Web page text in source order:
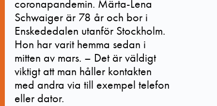
coronapandemin. Märta-Lena
Schwaiger är 78 år och bor i
Enskededalen utanför Stockholm.
Hon har varit hemma sedan i
mitten av mars. – Det är väldigt
viktigt att man håller kontakten
med andra via till exempel telefon
eller dator.